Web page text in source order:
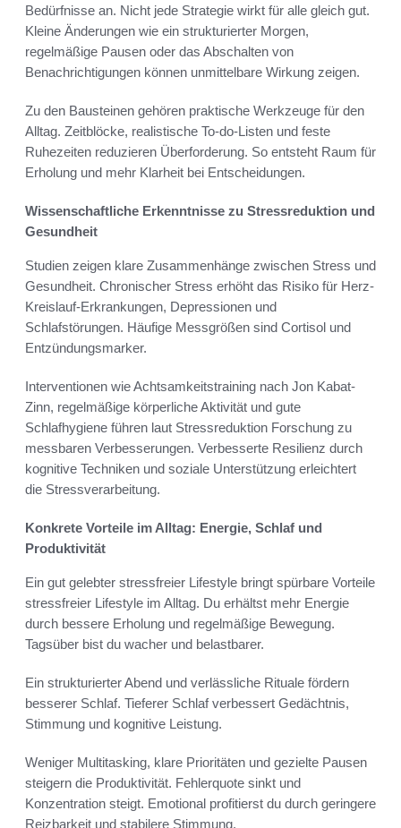
Bedürfnisse an. Nicht jede Strategie wirkt für alle gleich gut.
Kleine Änderungen wie ein strukturierter Morgen,
regelmäßige Pausen oder das Abschalten von
Benachrichtigungen können unmittelbare Wirkung zeigen.
Zu den Bausteinen gehören praktische Werkzeuge für den
Alltag. Zeitblöcke, realistische To‑do‑Listen und feste
Ruhezeiten reduzieren Überforderung. So entsteht Raum für
Erholung und mehr Klarheit bei Entscheidungen.
Wissenschaftliche Erkenntnisse zu Stressreduktion und
Gesundheit
Studien zeigen klare Zusammenhänge zwischen Stress und
Gesundheit. Chronischer Stress erhöht das Risiko für Herz-
Kreislauf-Erkrankungen, Depressionen und
Schlafstörungen. Häufige Messgrößen sind Cortisol und
Entzündungsmarker.
Interventionen wie Achtsamkeitstraining nach Jon Kabat-
Zinn, regelmäßige körperliche Aktivität und gute
Schlafhygiene führen laut Stressreduktion Forschung zu
messbaren Verbesserungen. Verbesserte Resilienz durch
kognitive Techniken und soziale Unterstützung erleichtert
die Stressverarbeitung.
Konkrete Vorteile im Alltag: Energie, Schlaf und
Produktivität
Ein gut gelebter stressfreier Lifestyle bringt spürbare Vorteile
stressfreier Lifestyle im Alltag. Du erhältst mehr Energie
durch bessere Erholung und regelmäßige Bewegung.
Tagsüber bist du wacher und belastbarer.
Ein strukturierter Abend und verlässliche Rituale fördern
besserer Schlaf. Tieferer Schlaf verbessert Gedächtnis,
Stimmung und kognitive Leistung.
Weniger Multitasking, klare Prioritäten und gezielte Pausen
steigern die Produktivität. Fehlerquote sinkt und
Konzentration steigt. Emotional profitierst du durch geringere
Reizbarkeit und stabilere Stimmung.